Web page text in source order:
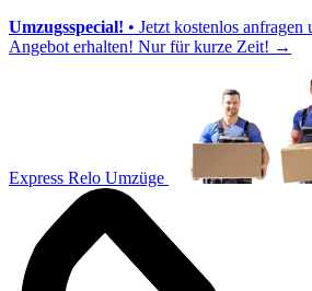
Umzugsspecial! • Jetzt kostenlos
Angebot erhalten! Nur für kurze Zeit! →
Express Relo Umzüge